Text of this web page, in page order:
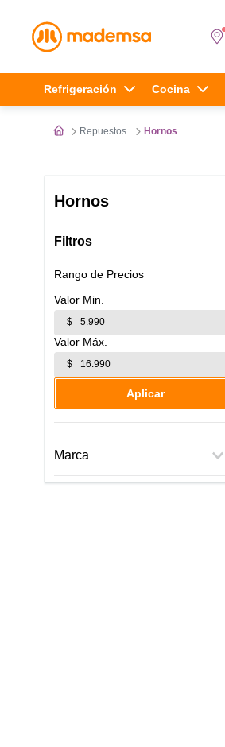
Términos más buscados
.
3. refrigerador
Refrigeración Cocina
Repuestos Hornos
Hornos
Filtros
Marca
Fensa
Rango de Precios
$
$
Aplicar